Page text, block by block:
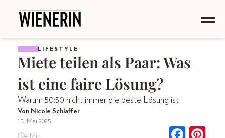
LIFESTYLE
Miete teilen als Paar: Was
ist eine faire Lösung?
Warum 50:50 nicht immer die beste Lösung ist
Von Nicole Schlaffer
15. Mai 2025
4 Min.